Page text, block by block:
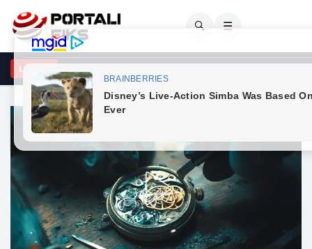
🔍 ☰
LAJME
- Rikrijoi fotografinë e viteve 90’/ Shakira pushton rrjetin me